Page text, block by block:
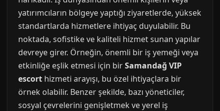
yatırımcıların bölgeye yaptığı ziyaretlerde, yüksek
standartlarda hizmetlere ihtiyaç duyulabilir. Bu
noktada, sofistike ve kaliteli hizmet sunan yapılar
devreye girer. Örneğin, önemli bir iş yemeği veya
etkinliğe eşlik etmesi için birSamandağ VIP
escort hizmeti arayışı, bu özel ihtiyaçlara bir
örnek olabilir. Benzer şekilde, bazı yöneticiler,
sosyal çevrelerini genişletmek ve yerel iş